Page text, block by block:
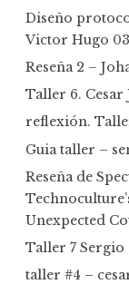
Diseño
Victor Hugo
Reseña 2 –
Taller 6. Cesar
reflexión.
Guia taller –
Reseña de
Unexpected
Taller 7 Sergio
taller #4 –